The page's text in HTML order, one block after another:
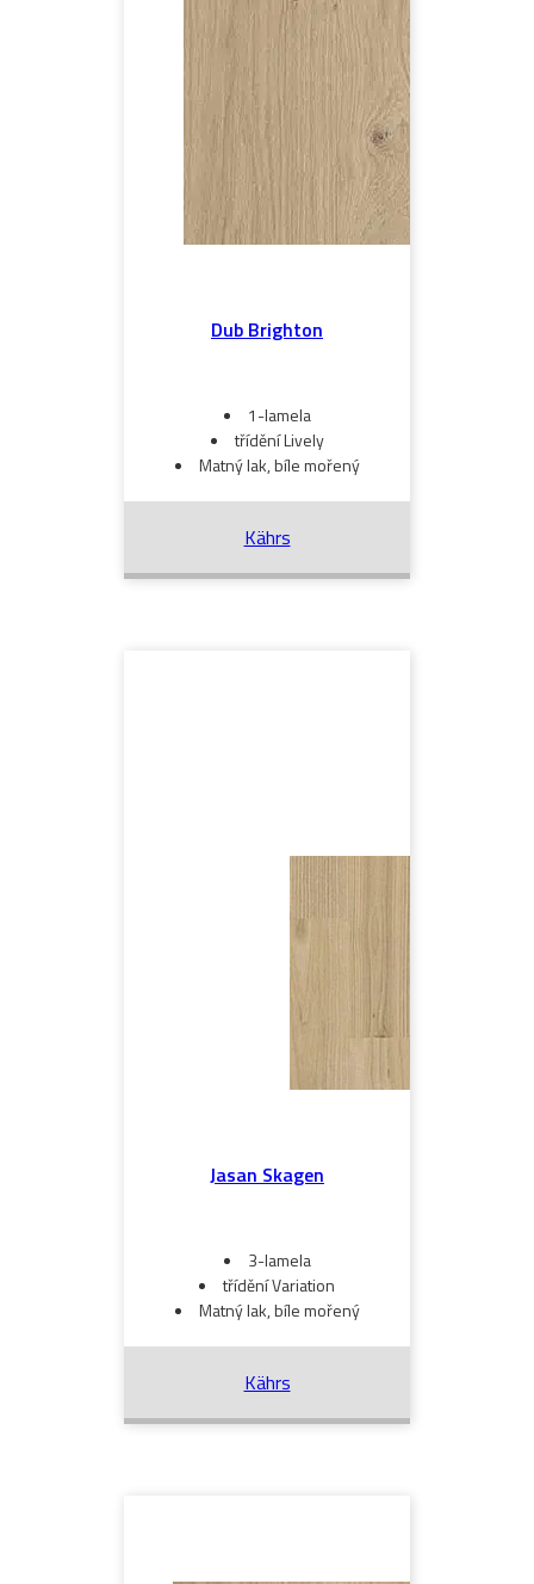
Dub Brighton
1-lamela
třídění Lively
Matný lak, bíle mořený
Kährs
Jasan Skagen
3-lamela
třídění Variation
Matný lak, bíle mořený
Kährs